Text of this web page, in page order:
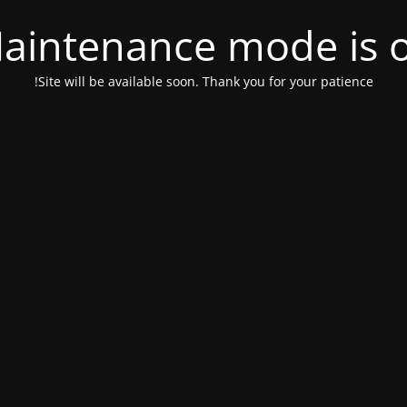
mode is
Site will be available soon. Thank you for your patience!